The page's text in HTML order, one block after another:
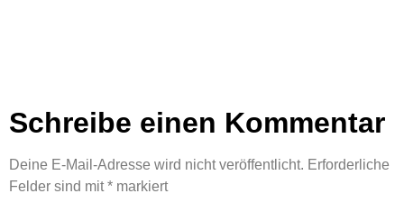
Schreibe einen Kommentar
Deine E-Mail-Adresse wird nicht veröffentlicht. Erforderliche
Felder sind mit* markiert